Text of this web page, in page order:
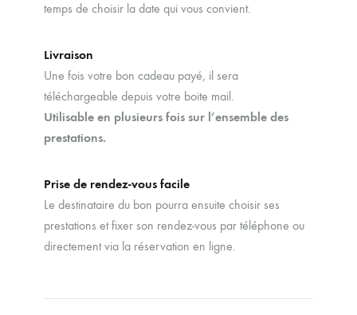
temps de choisir la date qui vous convient.
Livraison
Une fois votre bon cadeau payé, il sera
téléchargeable depuis votre boite mail.
Utilisable en plusieurs fois sur l’ensemble des
prestations.
Prise de rendez-vous facile
Le destinataire du bon pourra ensuite choisir ses
prestations et fixer son rendez-vous par téléphone ou
directement via la réservation en ligne.